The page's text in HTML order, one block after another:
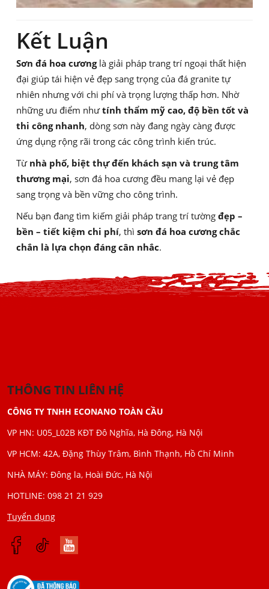
Kết Luận
Sơn đá hoa cươnglà giải pháp trang trí ngoại thất hiện
đại giúp tái hiện vẻ đẹp sang trọng của đá granite tự
nhiên nhưng với chi phí và trọng lượng thấp hơn. Nhờ
những ưu điểm nhưtính thẩm mỹ cao, độ bền tốt và
thi công nhanh, dòng sơn này đang ngày càng được
ứng dụng rộng rãi trong các công trình kiến trúc.
Từ nhà phố, biệt thự đến khách sạn và trung tâm
thương mại, sơn đá hoa cương đều mang lại vẻ đẹp
sang trọng và bền vững cho công trình.
Nếu bạn đang tìm kiếm giải pháp trang trí tường đẹp –
bền – tiết kiệm chi phí, thì sơn đá hoa cương chắc
chắn là lựa chọn đáng cân nhắc.
THÔNG TIN LIÊN HỆ
CÔNG TY TNHH ECONANO TOÀN CẦU
VP HN: U05_L02B KĐT Đô Nghĩa, Hà Đông, Hà Nội
VP HCM: 42A, Đặng Thùy Trâm, Bình Thạnh, Hồ Chí Minh
NHÀ MÁY: Đông la, Hoài Đức, Hà Nội
HOTLINE: 098 21 21 929
Tuyển dụng